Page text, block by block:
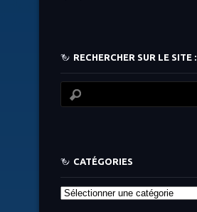
RECHERCHER SUR LE SITE :
CATÉGORIES
Catégories